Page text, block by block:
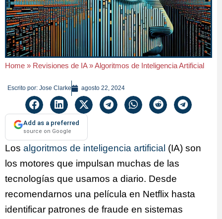
Home » Revisiones de IA»Algoritmos de Inteligencia Artificial
Escrito por: Jose Clarke agosto 22, 2024
Add as a preferred
source on Google
Los algoritmos de inteligencia artificial (IA) son
los motores que impulsan muchas de las
tecnologías que usamos a diario. Desde
recomendarnos una película en Netflix hasta
identificar patrones de fraude en sistemas